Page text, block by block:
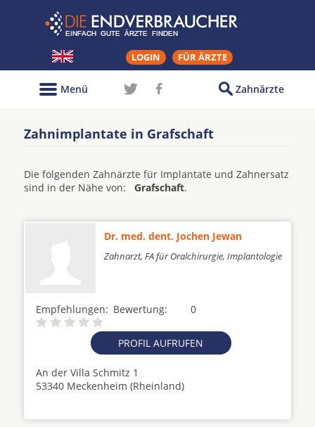
LOGIN FÜR ÄRZTE
Zahnärzte
Menü
Zahnimplantate in Grafschaft
Die folgenden Zahnärzte für Implantate und Zahnersatz
sind in der Nähe von: Grafschaft.
Dr. med. dent. Jochen Jewan
Zahnarzt, FA für Oralchirurgie, Implantologie
Empfehlungen: 0
Bewertung:
PROFIL AUFRUFEN
An der Villa Schmitz 1
53340 Meckenheim (Rheinland)